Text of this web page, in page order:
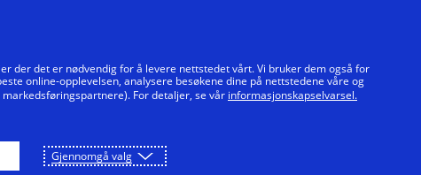
der det er nødvendig for å levere nettstedet vårt. Vi bruker dem også for
online-opplevelsen, analysere besøkene dine på nettstedene våre og
For detaljer, se vår informasjonskapselvarsel.
Gjennomgå valg